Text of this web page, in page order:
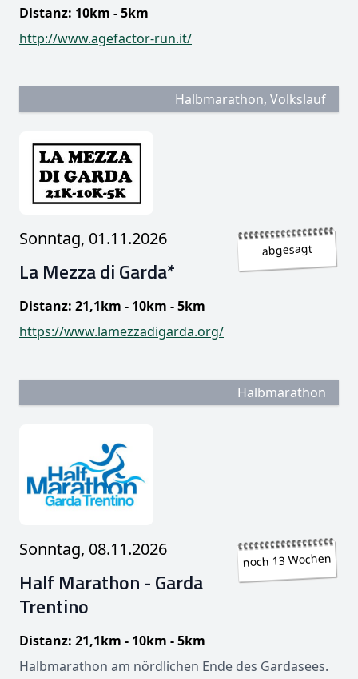
Distanz: 10km - 5km
http://www.agefactor-run.it/
Halbmarathon, Volkslauf
abgesagt
Sonntag, 01.11.2026
La Mezza di Garda*
Distanz: 21,1km - 10km - 5km
https://www.lamezzadigarda.org/
Halbmarathon
noch 13 Wochen
Sonntag, 08.11.2026
Half Marathon - Garda
Trentino
Distanz: 21,1km - 10km - 5km
Halbmarathon am nördlichen Ende des Gardasees.